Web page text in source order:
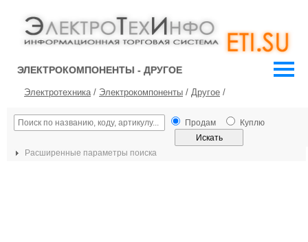
ЭЛЕКТРОКОМПОНЕНТЫ - ДРУГОЕ
Электротехника/ Электрокомпоненты / Другое /
Продам Куплю
Расширенные параметры поиска